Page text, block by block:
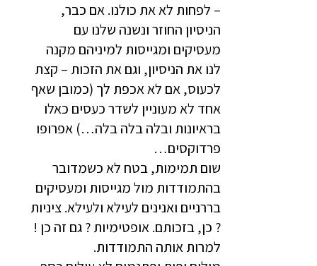
– לפחות לא את כולנו. אם כבר,
הניסיון החוזר ונשנה שלנו עם
מעסיקים ומגייסות למיניהם מקנה
לנו את הניסיון, וגם את הזכות – קצת
לכעוס, אם לא אכפת לך (כמובן שאף
אחד לא מעוניין לשדר כעסים כאלו
בראיונות ובלה בלה בלה…) אפרופו
פרדוקסים…
שום תמימות, בטח לא כשמדובר
בהתמודדות מול מגייסות ומעסיקים
בררניים ואנינים לעילא ולעילא. ציניות
? כן, בזכותם. אופטימיות ? גם זה כן !
למרות אותה התמודדות.